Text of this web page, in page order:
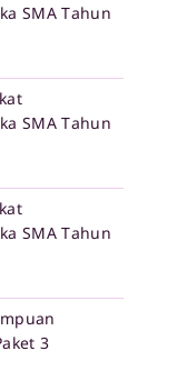
SMA Tahun
SMA Tahun
SMA Tahun
3